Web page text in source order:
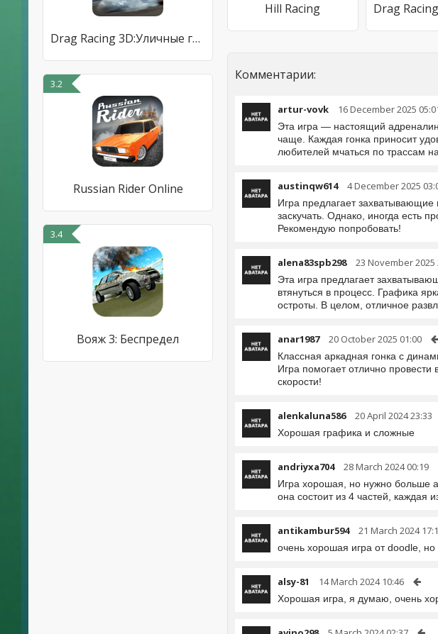
Drag Racing 3D:Уличные гонки 2
3.2
Russian Rider Online
3.4
Вояж 3: Беспредел
Hill Racing
Комментарии:
artur-vovk 16 December 2025
Эта игра — настоящий
чаще. Каждая гонка приносит
любителей мчаться по трассам
austinqw614 4 December 2025
Игра предлагает
заскучать. Однако, иногда есть
Рекомендую попробовать!
alena83spb298 23 November 2025
Эта игра предлагает
втянуться в процесс. Графика
остроты. В целом, отличное
anar1987 20 October 2025 01:00
Классная аркадная гонка с
Игра помогает отлично
скорости!
alenkaluna586 20 April 2024 23:33
Хорошая графика и сложные
andriyxa704 28 March 2024 00:19
Игра хорошая, но нужно больше
она состоит из 4 частей, каждая
antikambur594 21 March 2024
очень хорошая игра от doodle,
alsy-81 14 March 2024 10:46
Хорошая игра, я думаю, очень